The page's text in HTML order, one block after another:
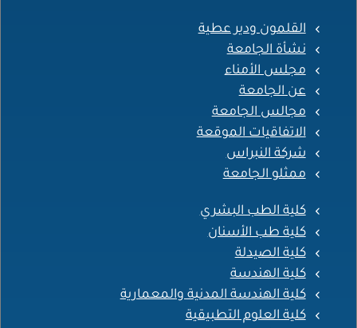
القلمون ودير عطية
نشأة الجامعة
مجلس الأمناء
عن الجامعة
مجالس الجامعة
الاتفاقيات الموقعة
شركة النبراس
ممثلو الجامعة
كلية الطب البشري
كلية طب الأسنان
كلية الصيدلة
كلية الهندسة
كلية الهندسة المدنية والمعمارية
كلية العلوم التطبيقية